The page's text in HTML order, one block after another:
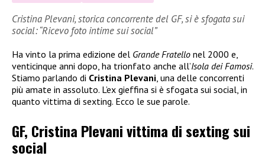
Cristina Plevani, storica concorrente del GF, si è sfogata sui
social: “Ricevo foto intime sui social”
Ha vinto la prima edizione del Grande Fratello nel 2000 e,
venticinque anni dopo, ha trionfato anche all’Isola dei Famosi.
Stiamo parlando di Cristina Plevani , una delle concorrenti
più amate in assoluto. L’ex gieffina si è sfogata sui social, in
quanto vittima di sexting. Ecco le sue parole.
GF, Cristina Plevani vittima di sexting sui
social